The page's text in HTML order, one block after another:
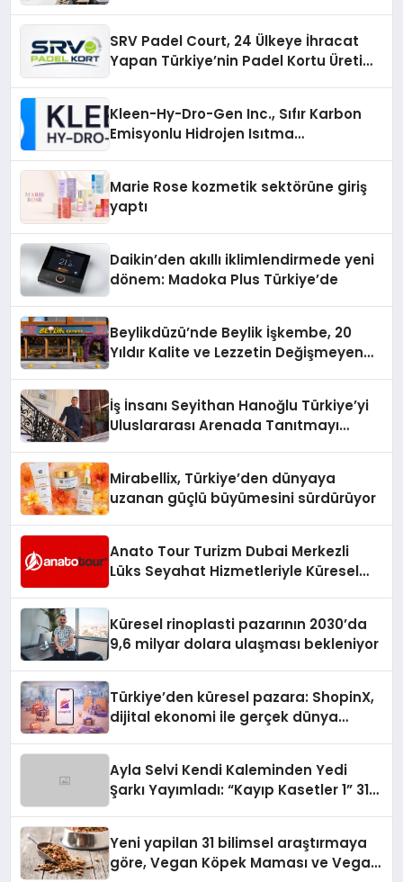
SRV Padel Court, 24 Ülkeye İhracat
Yapan Türkiye’nin Padel Kortu Üretim
Kleen-Hy-Dro-Gen Inc., Sıfır Karbon
Emisyonlu Hidrojen Isıtma
Marie Rose kozmetik sektörüne giriş
yaptı
Daikin’den akıllı iklimlendirmede yeni
dönem: Madoka Plus Türkiye’de
Beylikdüzü’nde Beylik İşkembe, 20
Yıldır Kalite ve Lezzetin Değişmeyen
İş İnsanı Seyithan Hanoğlu Türkiye’yi
Uluslararası Arenada Tanıtmayı
Mirabellix, Türkiye’den dünyaya
uzanan güçlü büyümesini sürdürüyor
Anato Tour Turizm Dubai Merkezli
Lüks Seyahat Hizmetleriyle Küresel
Küresel rinoplasti pazarının 2030’da
9,6 milyar dolara ulaşması bekleniyor
Türkiye’den küresel pazara: ShopinX,
dijital ekonomi ile gerçek dünya
Ayla Selvi Kendi Kaleminden Yedi
Şarkı Yayımladı: “Kayıp Kasetler 1” 31
Yeni yapilan 31 bilimsel araştırmaya
göre, Vegan Köpek Maması ve Vegan